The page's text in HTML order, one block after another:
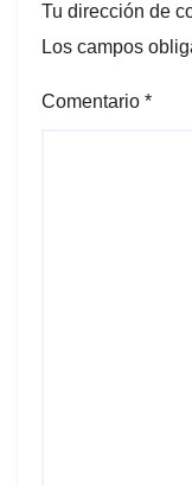
Tu dirección de
Los campos
Comentario *